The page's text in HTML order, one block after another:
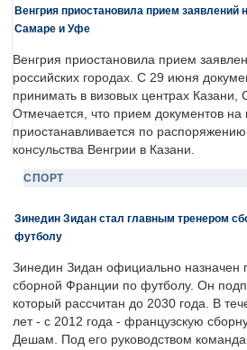
Венгрия приостановила прием заявлений
Самаре и Уфе
Венгрия приостановила прием
российских городах. С 29 июня
принимать в визовых центрах
Отмечается, что прием документов на
приостанавливается по
консульства Венгрии в Казани.
СПОРТ
Зинедин Зидан стал главным тренером
футболу
Зинедин Зидан официально назначен
сборной Франции по футболу. Он
который рассчитан до 2030 года. В
лет - с 2012 года - французскую
Дешам. Под его руководством